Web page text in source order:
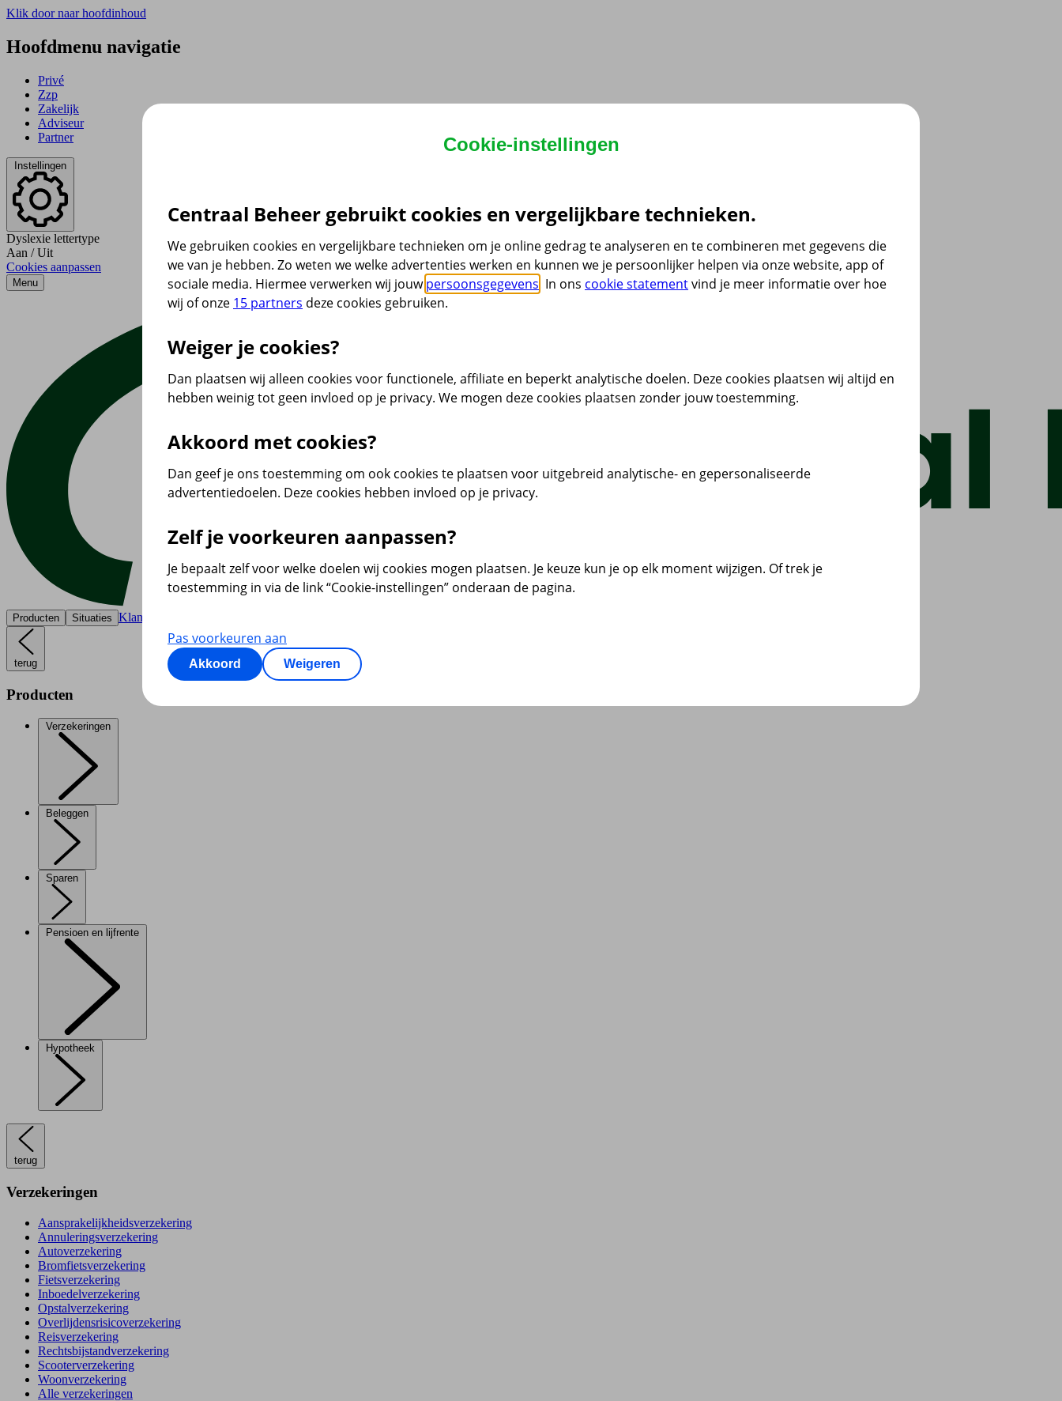
Klik door naar hoofdinhoud
Hoofdmenu navigatie
Privé
Zzp
Zakelijk
Adviseur
Partner
Instellingen
Dyslexie lettertype
Aan / Uit
Cookies aanpassen
Menu
Producten Situaties Klantenservice
terug
Producten
Verzekeringen
Beleggen
Sparen
Pensioen en lijfrente
Hypotheek
terug
Verzekeringen
Aansprakelijkheidsverzekering
Annuleringsverzekering
Autoverzekering
Bromfietsverzekering
Fietsverzekering
Inboedelverzekering
Opstalverzekering
Overlijdensrisicoverzekering
Reisverzekering
Rechtsbijstandverzekering
Scooterverzekering
Woonverzekering
Alle verzekeringen
Cookie-instellingen
Centraal Beheer gebruikt cookies en vergelijkbare technieken.
We gebruiken cookies en vergelijkbare technieken om je online gedrag te analyseren en te combineren met gegevens die
we van je hebben. Zo weten we welke advertenties werken en kunnen we je persoonlijker helpen via onze website, app of
sociale media. Hiermee verwerken wij jouwpersoonsgegevens . In ons cookie statementvind je meer informatie over hoe
wij of onze 15 partners deze cookies gebruiken.
Weiger je cookies?
Dan plaatsen wij alleen cookies voor functionele, affiliate en beperkt analytische doelen. Deze cookies plaatsen wij altijd en
hebben weinig tot geen invloed op je privacy. We mogen deze cookies plaatsen zonder jouw toestemming.
Akkoord met cookies?
Dan geef je ons toestemming om ook cookies te plaatsen voor uitgebreid analytische- en gepersonaliseerde
advertentiedoelen. Deze cookies hebben invloed op je privacy.
Zelf je voorkeuren aanpassen?
Je bepaalt zelf voor welke doelen wij cookies mogen plaatsen. Je keuze kun je op elk moment wijzigen. Of trek je
toestemming in via de link “Cookie-instellingen” onderaan de pagina.
Pas voorkeuren aan
Akkoord Weigeren